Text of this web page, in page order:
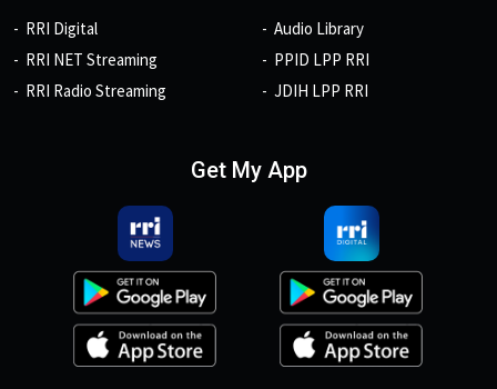
RRI Digital
RRI NET Streaming
RRI Radio Streaming
Audio Library
PPID LPP RRI
JDIH LPP RRI
Get My App